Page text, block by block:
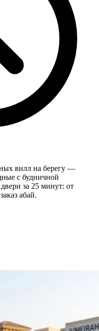
вилл на берегу —
с будничной
за 25 минут: от
абай.